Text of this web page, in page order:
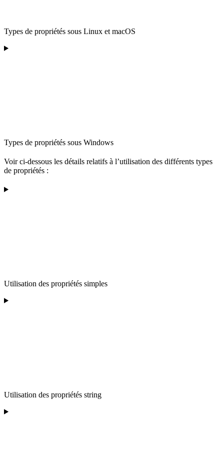
Types de propriétés sous Linux et macOS
Types de propriétés sous Windows
Voir ci-dessous les détails relatifs à l’utilisation des différents types
de propriétés :
Utilisation des propriétés simples
Utilisation des propriétés string